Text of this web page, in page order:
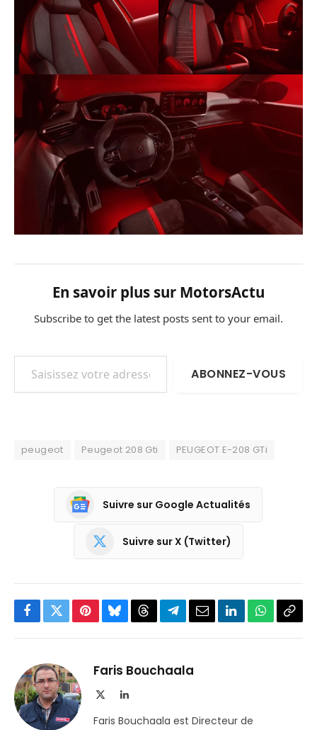
En savoir plus sur MotorsActu
Subscribe to get the latest posts sent to your email.
Saisissez votre adresse e-mail…
ABONNEZ-VOUS
peugeot Peugeot 208 Gti PEUGEOT E-208 GTi
Suivre sur Google Actualités
Suivre sur X (Twitter)
Facebook
TwitterPinterestBlueskyThreadsPartager
Telegram
EmailLinkedInWhatsApp
Faris Bouchaala
LinkedIn
Faris Bouchaala est Directeur de